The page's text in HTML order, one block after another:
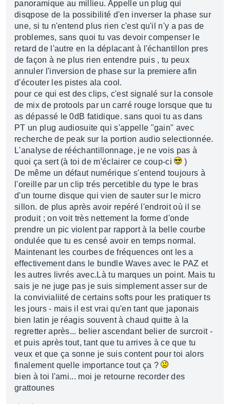
panoramique au millieu. Appelle un plug qui
disqpose de la possibilité d'en inverser la phase sur
une, si tu n'entend plus rien c'est qu'il n'y a pas de
problemes, sans quoi tu vas devoir compenser le
retard de l'autre en la déplacant à l'échantillon pres
de façon à ne plus rien entendre puis , tu peux
annuler l'inversion de phase sur la premiere afin
d'écouter les pistes ala cool.
pour ce qui est des clips, c'est signalé sur la console
de mix de protools par un carré rouge lorsque que tu
as dépassé le 0dB fatidique. sans quoi tu as dans
PT un plug audiosuite qui s'appelle "gain" avec
recherche de peak sur la portion audio selectionnée.
L'analyse de rééchantillonnage, je ne vois pas à
quoi ça sert (à toi de m'éclairer ce coup-ci
)
De même un défaut numérique s'entend toujours à
l'oreille par un clip trés percetible du type le bras
d'un tourne disque qui vien de sauter sur le micro
sillon. de plus après avoir repéré l'endroit où il se
produit ; on voit très nettement la forme d'onde
prendre un pic violent par rapport à la belle courbe
ondulée que tu es censé avoir en temps normal.
Maintenant les courbes de fréquences ont les a
effectivement dans le bundle Waves avec le PAZ et
les autres livrés avec.Là tu marques un point. Mais tu
sais je ne juge pas je suis simplement asser sur de
la convivialiité de certains softs pour les pratiquer ts
les jours - mais il est vrai qu'en tant que japonais
bien latin je réagis souvent à chaud quitte à la
regretter après... belier ascendant belier de surcroit -
et puis après tout, tant que tu arrives à ce que tu
veux et que ça sonne je suis content pour toi alors
finalement quelle importance tout ça ?
bien à toi l'ami... moi je retourne recorder des
grattounes